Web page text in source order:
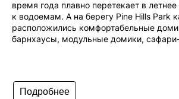
время года плавно перетекает в
к водоемам. А на берегу Pine Hills Park
расположились комфортабельные
барнхаусы, модульные домики,
Подробнее